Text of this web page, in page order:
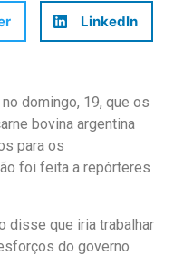
LinkedIn
domingo, 19, que os
bovina argentina
para os
foi feita a repórteres
disse que iria trabalhar
do governo